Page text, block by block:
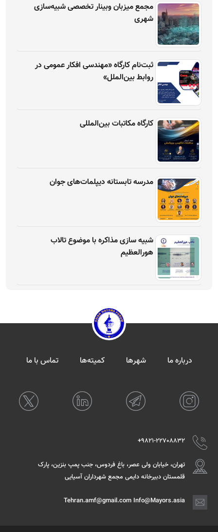
مجمع میزبان وبینار تخصصی شبیه‌سازی
شهری
ثبت‌نام کارگاه «مهندسی افکار عمومی در
روابط بین‌الملل»
کارگاه مکاتبات بین‌المللی
مدرسه تابستانه دیپلمات‌های جوان
شبیه سازی مذاکره با موضوع تالاب
هورالعظیم
درباره ما شهرها کمیته‌ها تماس با ما
9821-22708832+
تهران، خیابان ولی عصر، باغ فردوس، جنب پمپ بنزین، پارک
قلمستان دبیرخانه دایمی مجمع شهرداران آسیایی
Tehran.amf@gmail.com Info@Mayors.asia